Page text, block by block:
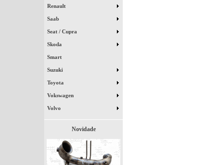
Renault
Saab
Seat / Cupra
Skoda
Smart
Suzuki
Toyota
Vokswagen
Volvo
Novidade